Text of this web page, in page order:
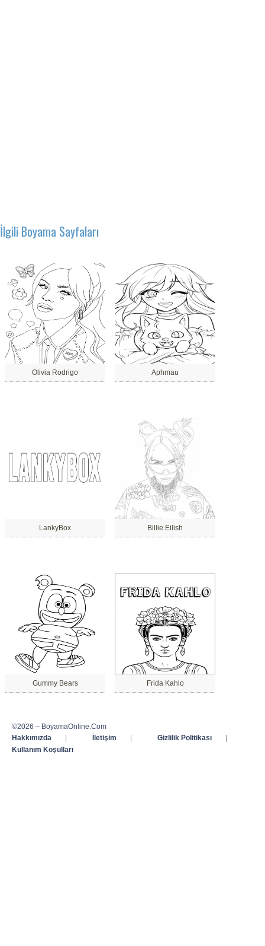
İlgili Boyama Sayfaları
Olivia Rodrigo Aphmau
LankyBox Billie Eilish
Gummy Bears Frida Kahlo
©2026 – BoyamaOnline.Com
Hakkımızda
İletişim Gizlilik Politikası
Kullanım Koşulları